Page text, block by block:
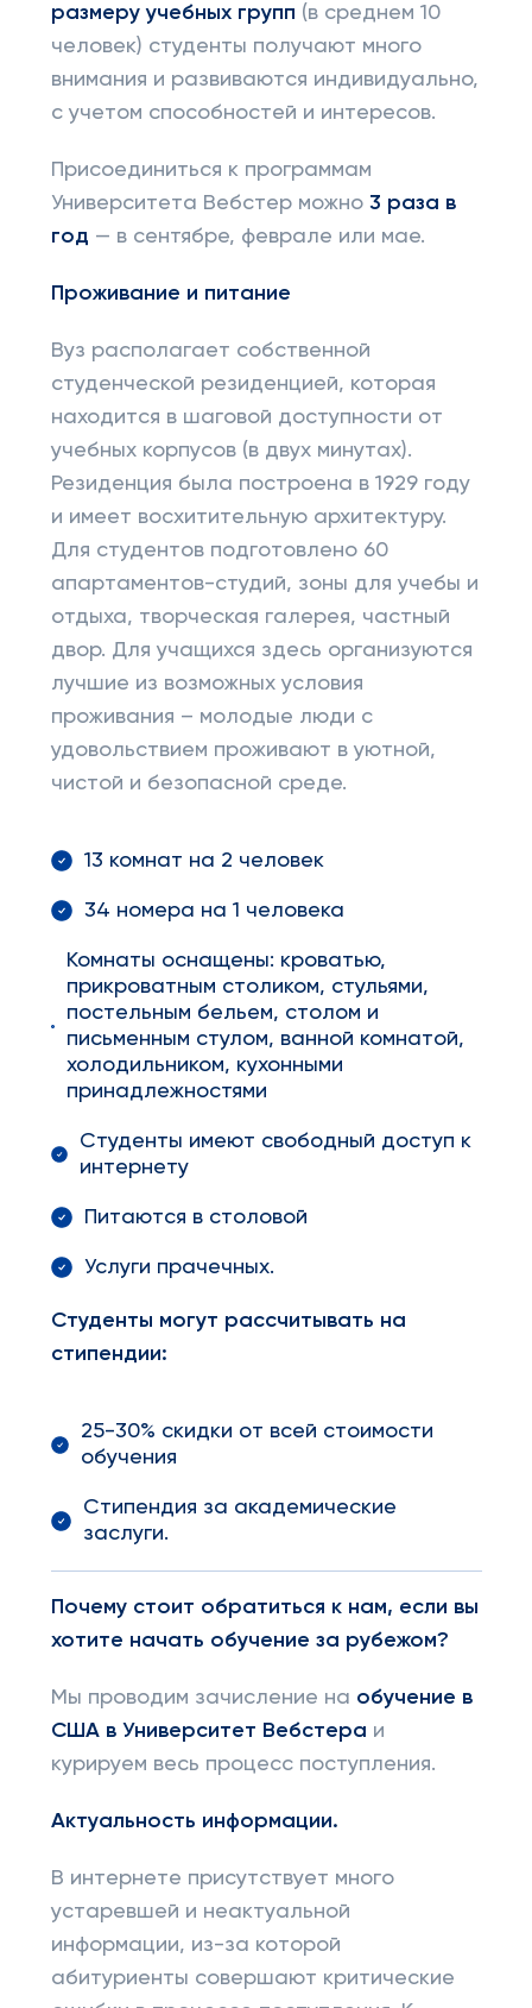
размеру учебных групп (в среднем 10
человек) студенты получают много
внимания и развиваются индивидуально,
с учетом способностей и интересов.
Присоединиться к программам
Университета Вебстер можно 3 раза в
год — в сентябре, феврале или мае.
Проживание и питание
Вуз располагает собственной
студенческой резиденцией, которая
находится в шаговой доступности от
учебных корпусов (в двух минутах).
Резиденция была построена в 1929 году
и имеет восхитительную архитектуру.
Для студентов подготовлено 60
апартаментов-студий, зоны для учебы и
отдыха, творческая галерея, частный
двор. Для учащихся здесь организуются
лучшие из возможных условия
проживания – молодые люди с
удовольствием проживают в уютной,
чистой и безопасной среде.
13 комнат на 2 человек
34 номера на 1 человека
Комнаты оснащены: кроватью,
прикроватным столиком, стульями,
постельным бельем, столом и
письменным стулом, ванной комнатой,
холодильником, кухонными
принадлежностями
Студенты имеют свободный доступ к
интернету
Питаются в столовой
Услуги прачечных.
Студенты могут рассчитывать на
стипендии:
25-30% скидки от всей стоимости
обучения
Стипендия за академические
заслуги.
Почему стоит обратиться к нам, если вы
хотите начать обучение за рубежом?
Мы проводим зачисление на обучение в
США в Университет Вебстера и
курируем весь процесс поступления.
Актуальность информации.
В интернете присутствует много
устаревшей и неактуальной
информации, из-за которой
абитуриенты совершают критические